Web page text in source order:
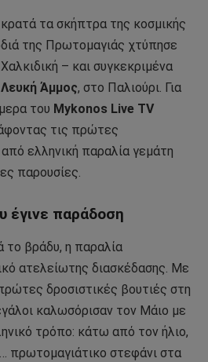
τα σκήπτρα της κοσμικής
της Πρωτομαγιάς χτύπησε
– και συγκεκριμένα
Λευκή Άμμος, στο Παλιούρι. Για
του Mykonos Live TV
τις πρώτες
ελληνική παραλία γεμάτη
παρουσίες.
έγινε παράδοση
βράδυ, η παραλία
ατελείωτης διασκέδασης. Με
δροσιστικές βουτιές στη
καλωσόρισαν τον Μάιο με
τρόπο: κάτω από τον ήλιο,
πρωτομαγιάτικο στεφάνι στα